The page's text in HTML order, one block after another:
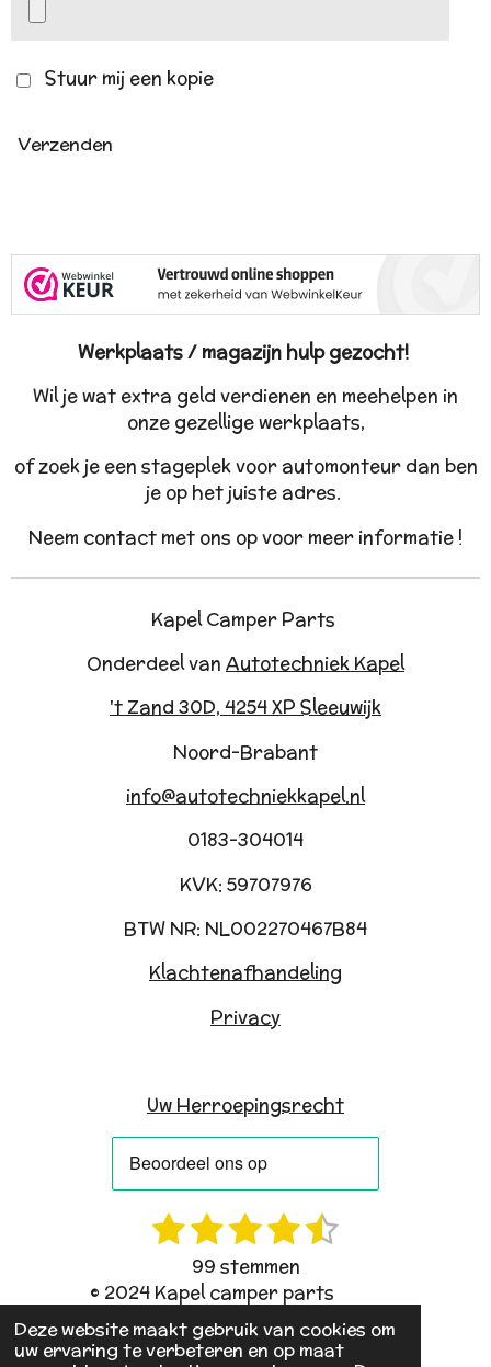
Deze website maakt gebruik van cookies om
uw ervaring te verbeteren en op maat
Stuur mij een kopie
Verzenden
Werkplaats / magazijn hulp gezocht!
Wil je wat extra geld verdienen en meehelpen in
onze gezellige werkplaats,
of zoek je een stageplek voor automonteur dan ben
je op het juiste adres.
Neem contact met ons op voor meer informatie !
Kapel Camper Parts
Onderdeel van Autotechniek Kapel
't Zand 30D, 4254 XP Sleeuwijk
Noord-Brabant
info@autotechniekkapel.nl
0183-304014
KVK: 59707976
BTW NR: NL002270467B84
Klachtenafhandeling
Privacy
Uw Herroepingsrecht
i
n
g
1
t
e
2
s
t
e
3
s
t
e
4
s
t
e
5
t
e
m
m
e
99 stemmen
© 2024 Kapel camper parts